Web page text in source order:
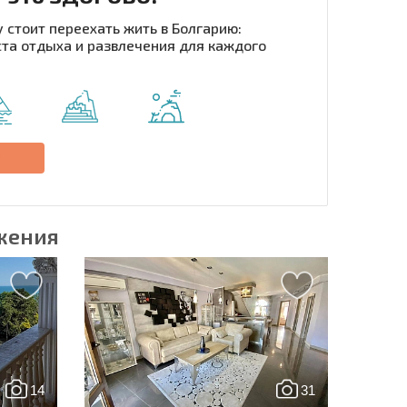
| Нажимая кнопку, вы разрешаете
Отправить сообщение
переехать жить в Болгарию:
отдыха и развлечения для каждого
14 31